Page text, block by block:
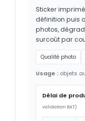
Sticker
définition puis
photos,
surcoût par
Qualité photo
Usage : objets
Délai de
validation BAT)